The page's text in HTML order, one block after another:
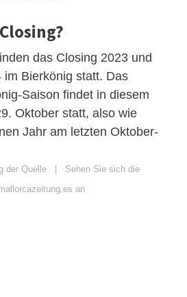
das Closing 2023 und
im Bierkönig statt. Das
Saison findet in diesem
Oktober statt, also wie
Jahr am letzten Oktober-
der Quelle | Sehen Sie sich die
an